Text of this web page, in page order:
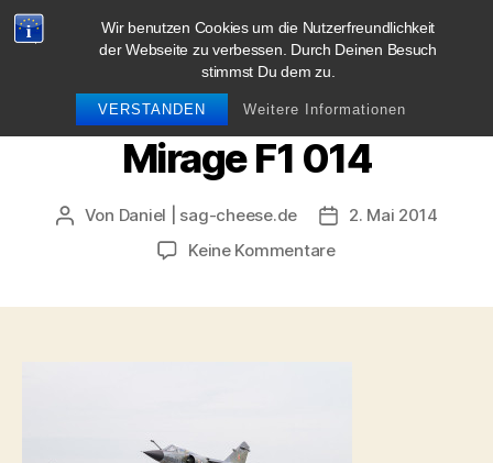
Wir benutzen Cookies um die Nutzerfreundlichkeit
der Webseite zu verbessen. Durch Deinen Besuch
stimmst Du dem zu.
VERSTANDEN Weitere Informationen
blog.sag-cheese.de
Mirage F1 014
Beitragsautor
Von Daniel | sag-cheese.de Beitragsdatum
2. Mai 2014
Keine Kommentarezu